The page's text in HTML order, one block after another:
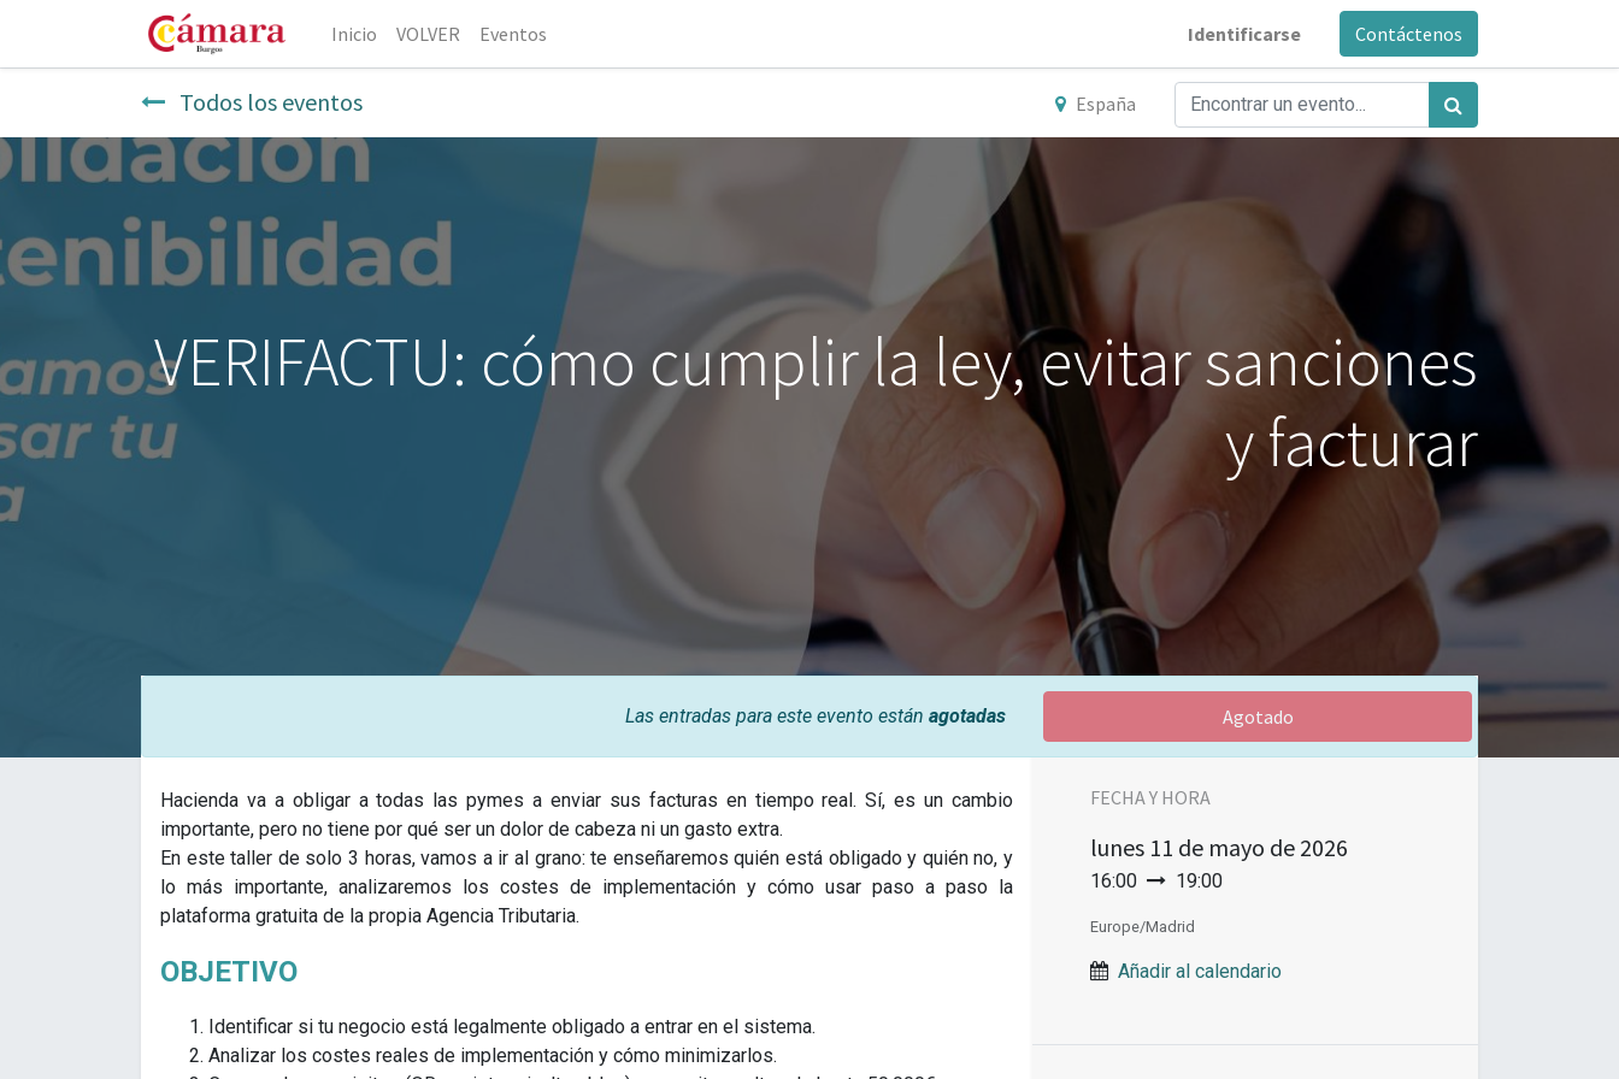
Inicio VOLVER Eventos Identificarse Contáctenos
Todos los eventos España
VERIFACTU: cómo cumplir la ley, evitar sanciones
y facturar
Las entradas para este evento están agotadas Agotado
Hacienda va a obligar a todas las pymes a enviar sus facturas en tiempo real. Sí, es un cambio
importante, pero no tiene por qué ser un dolor de cabeza ni un gasto extra.
En este taller de solo 3 horas, vamos a ir al grano: te enseñaremos quién está obligado y quién no, y
lo más importante, analizaremos los costes de implementación y cómo usar paso a paso la
plataforma gratuita de la propia Agencia Tributaria.
OBJETIVO
Identificar si tu negocio está legalmente obligado a entrar en el sistema.
Analizar los costes reales de implementación y cómo minimizarlos.
FECHA Y HORA
lunes 11 de mayo de 2026
16:00 19:00
Europe/Madrid
Añadir al calendario